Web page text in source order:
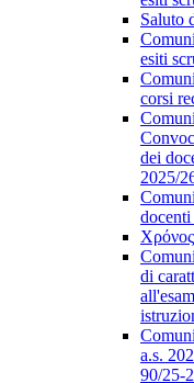
Saluto
esiti
corsi
dei
2025/
di
a.s.
90/25-